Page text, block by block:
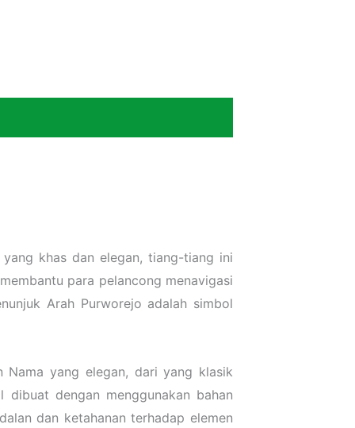
khas dan elegan, tiang-tiang ini
para pelancong menavigasi
Arah Purworejo adalah simbol
Nama yang elegan, dari yang klasik
dengan menggunakan bahan
dan ketahanan terhadap elemen